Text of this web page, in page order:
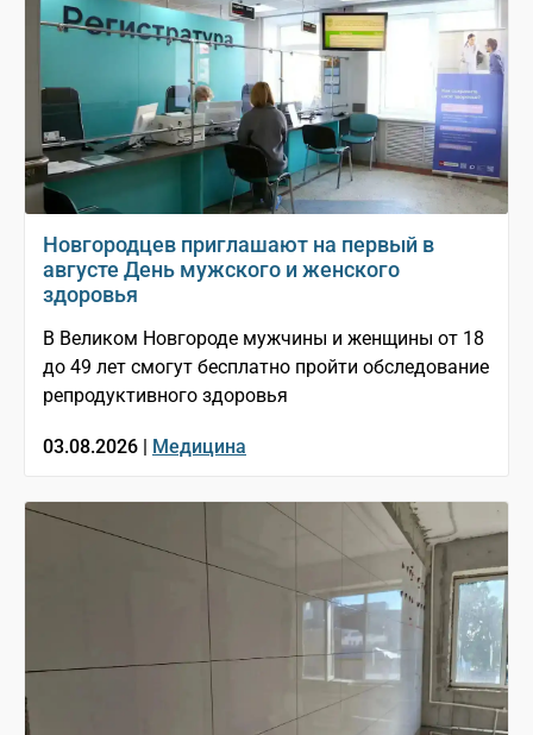
Новгородцев приглашают на первый в
августе День мужского и женского
здоровья
В Великом Новгороде мужчины и женщины от 18
до 49 лет смогут бесплатно пройти обследование
репродуктивного здоровья
03.08.2026 | Медицина